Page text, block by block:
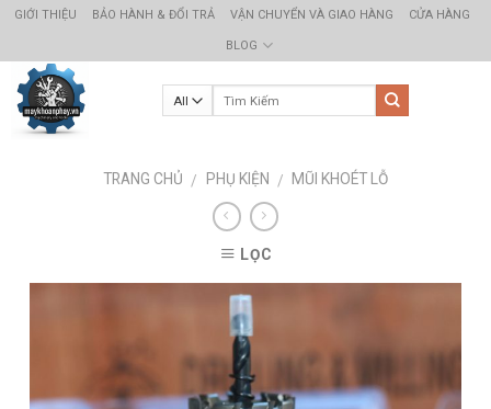
Skip
content
GIỚI THIỆU BẢO HÀNH & ĐỔI TRẢ VẬN CHUYỂN VÀ GIAO HÀNG CỬA HÀNG
BLOG
TRANG CHỦ / PHỤ KIỆN / MŨI KHOÉT LỖ
LỌC